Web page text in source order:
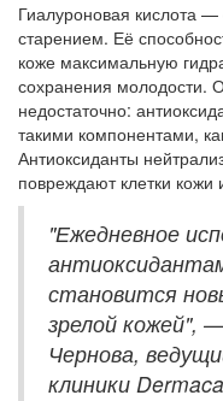
Гиалуроновая кислота
старением. Её
коже максимальную
сохранения молодости.
недостаточно:
такими компонентами,
Антиоксиданты
повреждают клетки кожи
"Ежедневное
становится
зрелой кожей",
Чернова,
клиники